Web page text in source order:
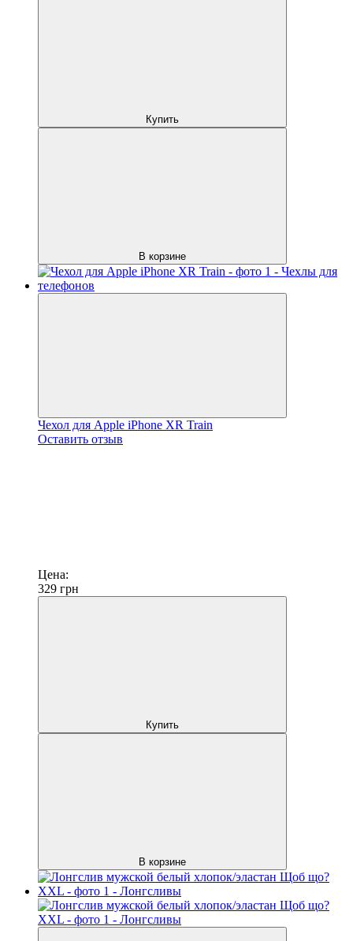
Купить
В корзине
Чехол для Apple iPhone XR Train
Оставить отзыв
Цена:
329 грн
Купить
В корзине